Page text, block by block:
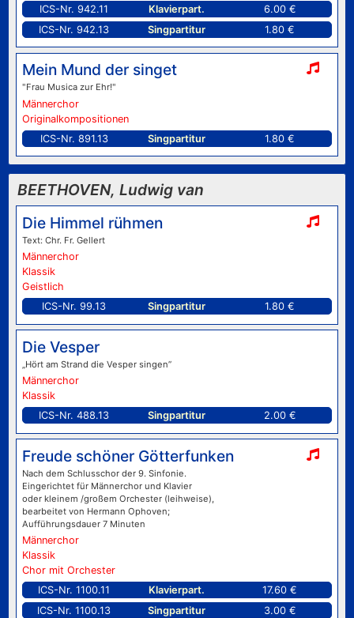
ICS-Nr. 942.11
Klavierpart.
6.00 €
ICS-Nr. 942.13
Singpartitur 1.80 €
Mein Mund der singet
"Frau Musica zur Ehr!"
Männerchor
Originalkompositionen
ICS-Nr. 891.13
Singpartitur 1.80 €
BEETHOVEN, Ludwig van
Die Himmel rühmen
Text: Chr. Fr. Gellert
Männerchor
Klassik
Geistlich
ICS-Nr. 99.13
Singpartitur 1.80 €
Die Vesper
„Hört am Strand die Vesper singen”
Männerchor
Klassik
ICS-Nr. 488.13
Singpartitur 2.00 €
Freude schöner Götterfunken
Nach dem Schlusschor der 9. Sinfonie.
Eingerichtet für Männerchor und Klavier
oder kleinem /großem Orchester (leihweise),
bearbeitet von Hermann Ophoven;
Aufführungsdauer 7 Minuten
Männerchor
Klassik
Chor mit Orchester
ICS-Nr. 1100.11
Klavierpart.
17.60 €
ICS-Nr. 1100.13
Singpartitur
3.00 €